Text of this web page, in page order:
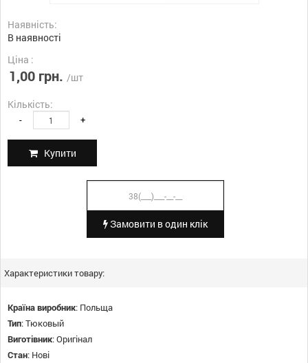
Наявність:
В наявності
Ціна :
1,00 грн. /шт
Кількість:
- +
Купити
Замовити в один клік
Характеристики товару:
Країна виробник: Польща
Тип:Тюковый
Виготівник:Оригінал
Стан: Нові